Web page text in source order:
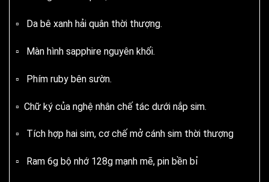
▫️ Da bê xanh hải quân thời thượng.
▫️ Màn hình sapphire nguyên khối.
▫️ Phím ruby bên sườn.
▫️ Chữ ký của nghệ nhân chế tác dưới nắp sim.
▫️ Tích hợp hai sim, cơ chế mở cánh sim thời thượng
▫️ Ram 6g bộ nhớ 128g mạnh mẽ, pin bền bỉ